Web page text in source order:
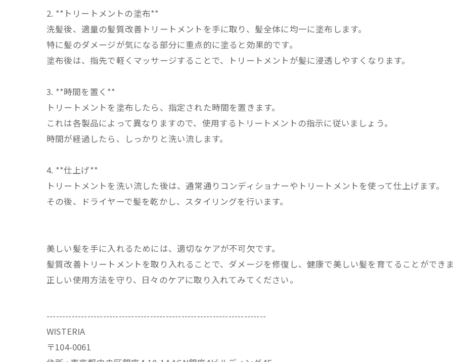
2. **トリートメントの塗布**
洗髪後、適量の髪質改善トリートメントを手に取り、髪全体に均一に塗布します。
特に髪のダメージが気になる部分に重点的に塗ると効果的です。
塗布後は、指先で軽くマッサージすることで、トリートメントが髪に浸透しやすくなります。
3. **時間を置く**
トリートメントを塗布したら、指定された時間を置きます。
これは各製品によって異なりますので、使用するトリートメントの指示に従いましょう。
時間が経過したら、しっかりと洗い流します。
4. **仕上げ**
トリートメントを洗い流した後は、通常通りコンディショナーやトリートメントを使って仕上げます。
その後、ドライヤーで髪を乾かし、スタイリングを行います。
美しい髪を手に入れるためには、適切なケアが不可欠です。
髪質改善トリートメントを取り入れることで、ダメージを修復し、健康で美しい髪を育てることができ
正しい使用方法を守り、日々のケアに取り入れてみてください。
----------------------------------------------------------------------
WISTERIA
〒104-0061